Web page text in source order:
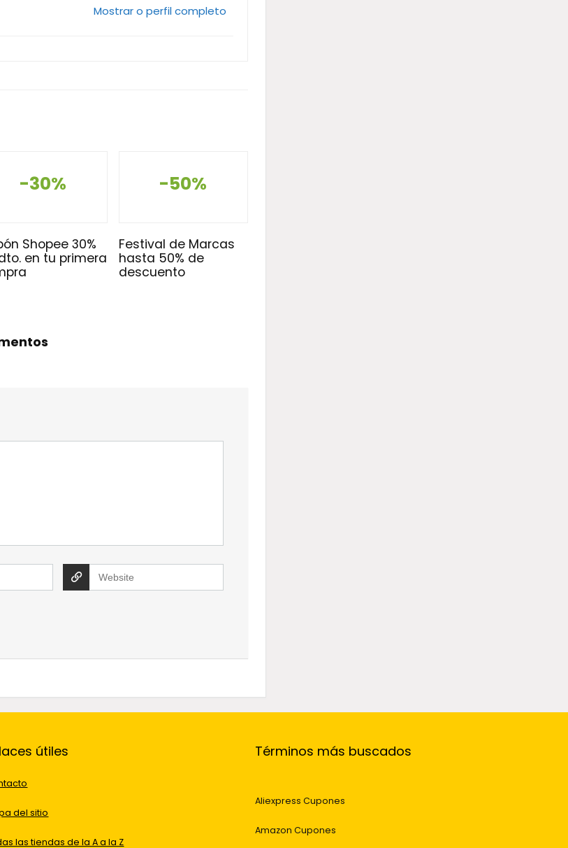
Mostrar o perfil completo
-30%
Shopee 30%
en tu primera
-50%
Festival de Marcas
hasta 50% de
descuento
útiles
del sitio
las tiendas de la A a la Z
Términos más buscados
Aliexpress Cupones
Amazon Cupones